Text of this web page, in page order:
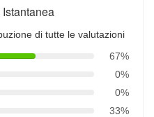
di tutte le valutazioni
67%
0%
0%
33%